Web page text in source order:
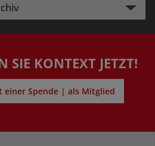
SIE KONTEXT JETZT!
Spende | als Mitglied